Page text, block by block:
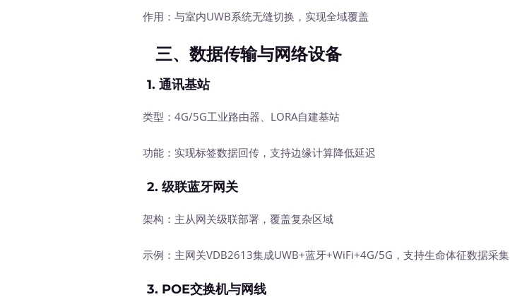
作用：与室内UWB系统无缝切换，实现全域覆盖
三、数据传输与网络设备
1.通讯基站
类型：4G/5G工业路由器、LORA自建基站
功能：实现标签数据回传，支持边缘计算降低延迟
2.级联蓝牙网关
架构：主从网关级联部署，覆盖复杂区域
示例：主网关VDB2613集成UWB+蓝牙+WiFi+4G/5G，支持生命体征数据采集
3. POE交换机与网线